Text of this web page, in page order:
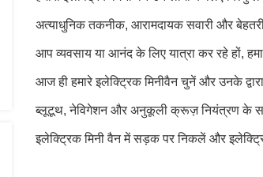
अत्याधुनिक तकनीक, आरामदायक सवारी और
आप व्यवसाय या आनंद के लिए यात्रा कर रहे हों,
आज ही हमारे इलेक्ट्रिक मिनीवैन चुनें और उनके
ब्लूटूथ, नेविगेशन और अनुकूली क्रूज़ नियंत्रण के साथ,
इलेक्ट्रिक मिनी वैन में सड़क पर निकलें और